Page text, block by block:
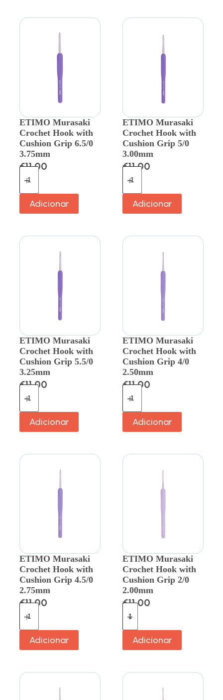
ETIMO Murasaki
Crochet Hook with
Cushion Grip 6.5/0
3.75mm
€11.00
Adicionar
ETIMO Murasaki
Crochet Hook with
Cushion Grip 5/0
3.00mm
€11.00
Adicionar
ETIMO Murasaki
Crochet Hook with
Cushion Grip 5.5/0
3.25mm
€11.00
Adicionar
ETIMO Murasaki
Crochet Hook with
Cushion Grip 4/0
2.50mm
€11.00
Adicionar
ETIMO Murasaki
Crochet Hook with
Cushion Grip 4.5/0
2.75mm
€11.00
Adicionar
ETIMO Murasaki
Crochet Hook with
Cushion Grip 2/0
2.00mm
€11.00
Adicionar